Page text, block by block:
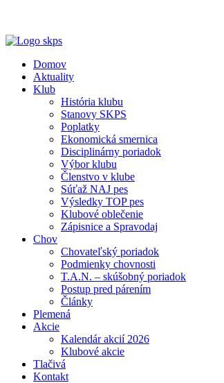
Domov
Aktuality
Klub
História klubu
Stanovy SKPS
Poplatky
Ekonomická smernica
Disciplinárny poriadok
Výbor klubu
Členstvo v klube
Súťaž NAJ pes
Výsledky TOP pes
Klubové oblečenie
Zápisnice a Spravodaj
Chov
Chovateľský poriadok
Podmienky chovnosti
T.A.N. – skúšobný poriadok
Postup pred párením
Články
Plemená
Akcie
Kalendár akcií 2026
Klubové akcie
Tlačivá
Kontakt